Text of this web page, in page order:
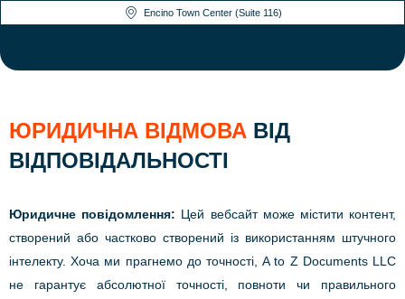
Encino Town Center (Suite 116)
ЮРИДИЧНА ВІДМОВА ВІД
ВІДПОВІДАЛЬНОСТІ
Юридичне повідомлення: Цей вебсайт може містити контент,
створений або частково створений із використанням штучного
інтелекту. Хоча ми прагнемо до точності, A to Z Documents LLC
не гарантує абсолютної точності, повноти чи правильного